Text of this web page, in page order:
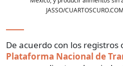
JASSO/CUARTOSCURO.COM
De acuerdo con los registros
Plataforma Nacional de